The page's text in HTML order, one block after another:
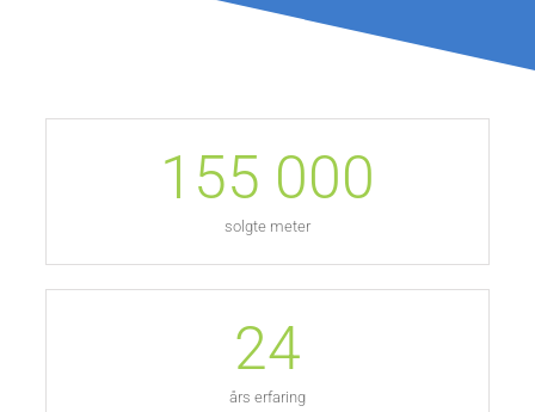
155 000
solgte meter
24
års erfaring